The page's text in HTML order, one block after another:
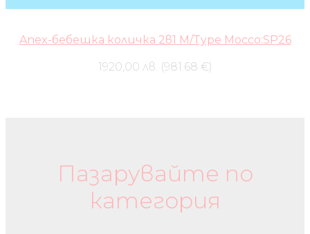
Anex-бебешка количка 2в1 M/Type Mocco:SP26
1920,00 лв. (981.68 €)
Пазарувайте по
категория